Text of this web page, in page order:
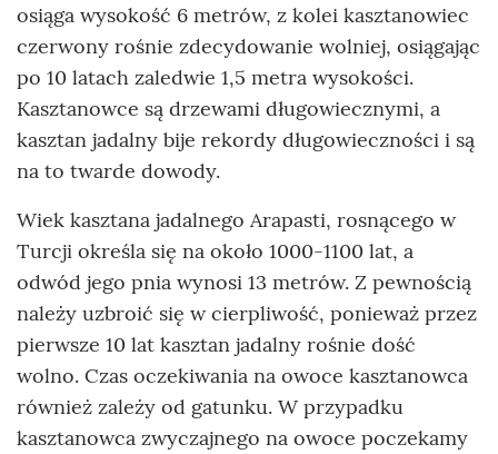
osiąga wysokość 6 metrów, z kolei kasztanowiec
czerwony rośnie zdecydowanie wolniej, osiągając
po 10 latach zaledwie 1,5 metra wysokości.
Kasztanowce są drzewami długowiecznymi, a
kasztan jadalny bije rekordy długowieczności i są
na to twarde dowody.
Wiek kasztana jadalnego Arapasti, rosnącego w
Turcji określa się na około 1000-1100 lat, a
odwód jego pnia wynosi 13 metrów. Z pewnością
należy uzbroić się w cierpliwość, ponieważ przez
pierwsze 10 lat kasztan jadalny rośnie dość
wolno. Czas oczekiwania na owoce kasztanowca
również zależy od gatunku. W przypadku
kasztanowca zwyczajnego na owoce poczekamy